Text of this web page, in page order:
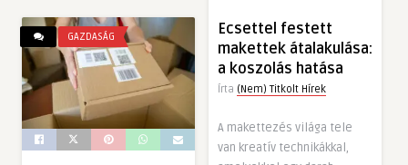
Ecsettel festett
makettek átalakulása:
a koszolás hatása
Írta (Nem) Titkolt Hírek
A makettezés világa tele
van kreatív technikákkal,
GAZDASÁG